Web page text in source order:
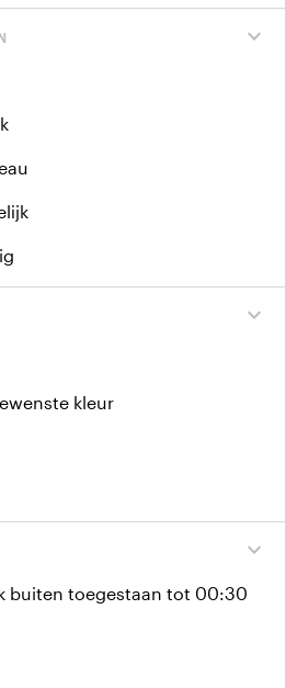
expand_more
expand_more
kleur
expand_more
buiten toegestaan tot 00:30